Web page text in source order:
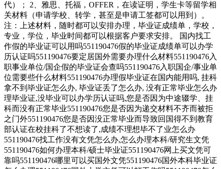
代）； 2、雅思、托福，OFFER，在读证明，学生卡等留学相
关材料（申请学校、转学，甚至是申请工签都可以用到）。
注：上述材料，随时都可以安排办理，毕业证成绩单，学校，
专业，学位，毕业时间都可以根据客户要求安排。 国内找工
作假的毕业证可以用吗551190476假的毕业证成绩单可以办学
历认证吗551190476要定居国外需要办理什么材料551190476入
职事业单位/国企假的毕业证会查吗551190476入职国企/事业单
位需要些什么材料551190476办理假毕业证在国内能用吗, 挂科
拿不到毕业证怎么办, 毕业证丢了怎么办, 没有正常毕业怎么办
理毕业证,没毕业可以办学历认证吗,您是否因为中途辍学、挂
科而没有正常毕业551190476您是否因为递交材料不齐而被拒
之门外551190476您是否因没正常毕业而导致回国得不到教育
部认证在校挂科了不想读了,成绩不理想毕不了业怎么办
551190476找工作没有文凭怎么办,怎么办理本科/研究生文凭
551190476如何办理本科/硕士毕业证551190476网上买文凭可
靠吗551190476哪里可以买国外文凭551190476国外本科毕业证